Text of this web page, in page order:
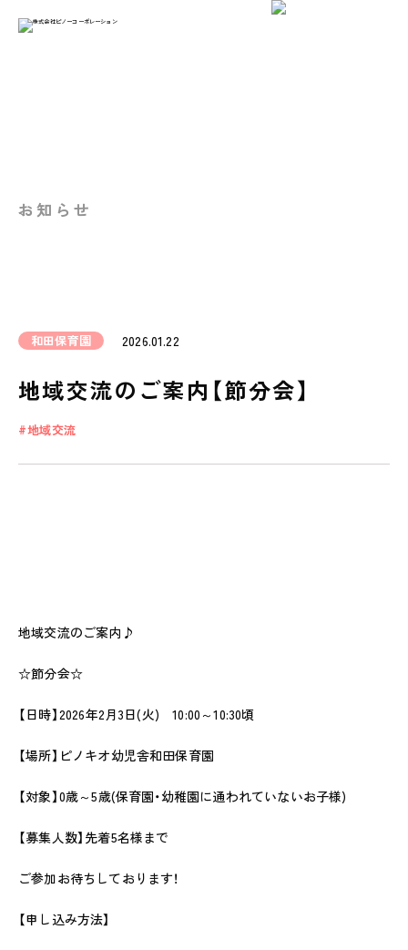
FEATURE
安全と安心
全園一覧
PINOKIO'S HOUSE
cocoiro
児童発達支援・
お知らせ
和田保育園 2026.01.22
地域交流のご案内【節分会】
地域交流
地域交流のご案内♪
☆節分会☆
【日時】2026年2月3日(火) 10:00～10:30頃
【場所】ピノキオ幼児舎和田保育園
【対象】0歳～5歳(保育園・幼稚園に通われていないお子様)
【募集人数】先着5名様まで
ご参加お待ちしております！
【申し込み方法】